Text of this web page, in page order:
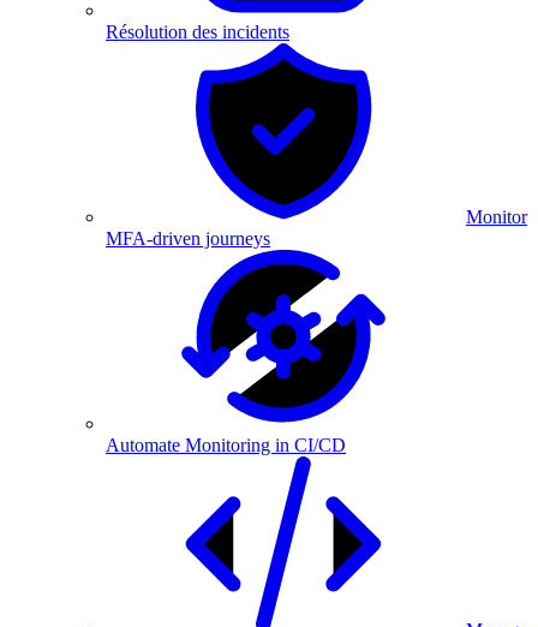
Résolution des incidents
Monitor
MFA-driven journeys
Automate Monitoring in CI/CD